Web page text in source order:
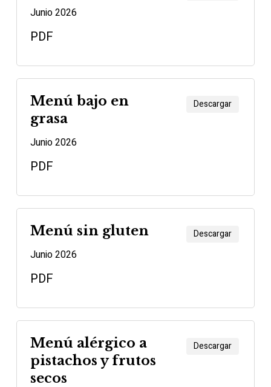
Junio 2026
PDF
Menú bajo en
grasa
Junio 2026
PDF
Descargar
Menú sin gluten
Junio 2026
PDF
Descargar
Menú alérgico a
pistachos y frutos
secos
Descargar